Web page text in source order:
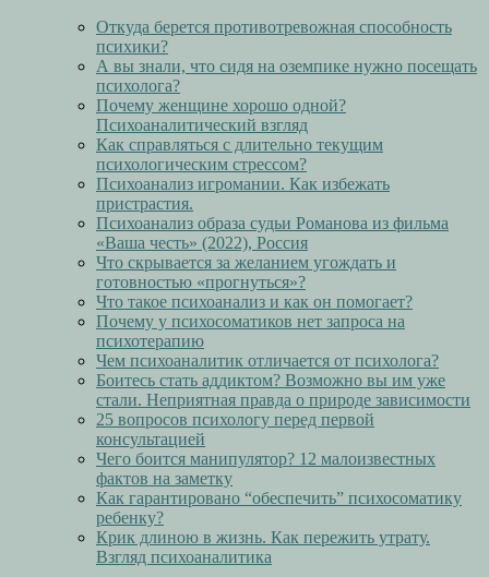
Откуда берется противотревожная способность
психики?
А вы знали, что сидя на оземпике нужно посещать
психолога?
Почему женщине хорошо одной?
Психоаналитический взгляд
Как справляться с длительно текущим
психологическим стрессом?
Психоанализ игромании. Как избежать
пристрастия.
Психоанализ образа судьи Романова из фильма
«Ваша честь» (2022), Россия
Что скрывается за желанием угождать и
готовностью «прогнуться»?
Что такое психоанализ и как он помогает?
Почему у психосоматиков нет запроса на
психотерапию
Чем психоаналитик отличается от психолога?
Боитесь стать аддиктом? Возможно вы им уже
стали. Неприятная правда о природе зависимости
25 вопросов психологу перед первой
консультацией
Чего боится манипулятор? 12 малоизвестных
фактов на заметку
Как гарантировано “обеспечить” психосоматику
ребенку?
Крик длиною в жизнь. Как пережить утрату.
Взгляд психоаналитика